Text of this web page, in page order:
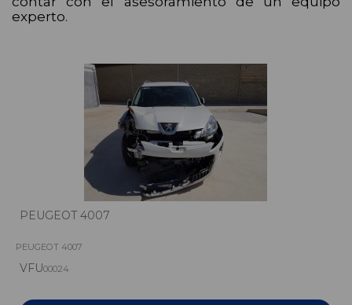
experto.
PEUGEOT 4007
PEUGEOT 4007
VFU00024